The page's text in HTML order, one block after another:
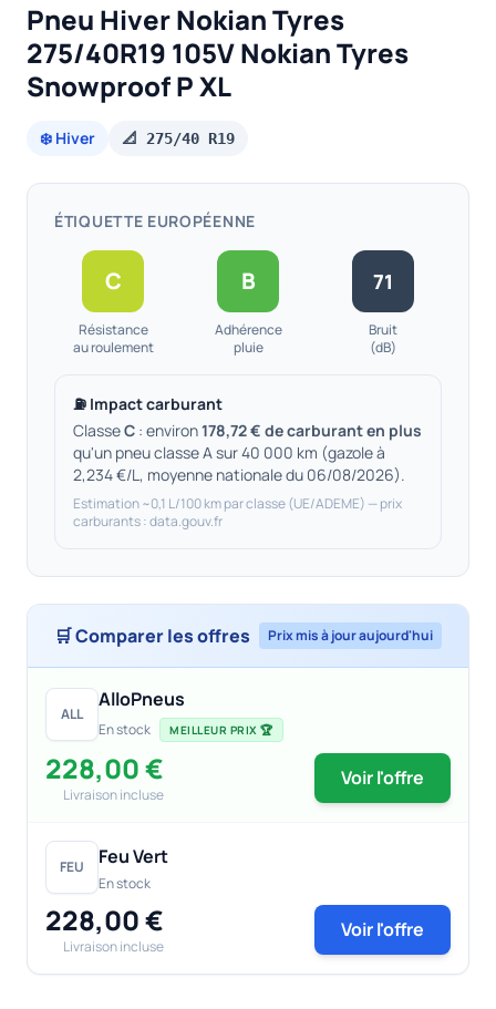
Pneu Hiver Nokian Tyres
275/40R19 105V Nokian Tyres
Snowproof P XL
❄️ Hiver 📐 275/40 R19
ÉTIQUETTE EUROPÉENNE
C
Résistance
au roulement
B
Adhérence
pluie
71
Bruit
(dB)
⛽ Impact carburant
ClasseC : environ178,72 € de carburant en plus
qu'un pneu classe A sur 40 000 km (gazole à
2,234 €/L, moyenne nationale du 06/08/2026).
Estimation ~0,1 L/100 km par classe (UE/ADEME) — prix
carburants : data.gouv.fr
🛒 Comparer les offres Prix mis à jour aujourd'hui
ALL
AlloPneus
En stock MEILLEUR PRIX 🏆
228,00 €
Livraison incluse
Voir l'offre
FEU Feu Vert
En stock
228,00 €
Livraison incluse
Voir l'offre